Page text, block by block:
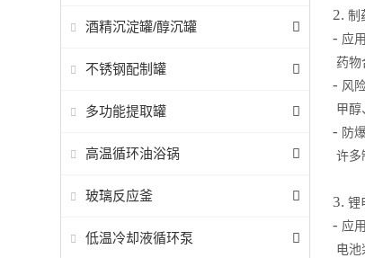
酒精沉淀罐/醇沉罐
不锈钢配制罐
多功能提取罐
高温循环油浴锅
玻璃反应釜
低温冷却液循环泵
2. 制
- 应
药物
- 风
甲醇
- 防
许多
3. 锂
- 应
电池